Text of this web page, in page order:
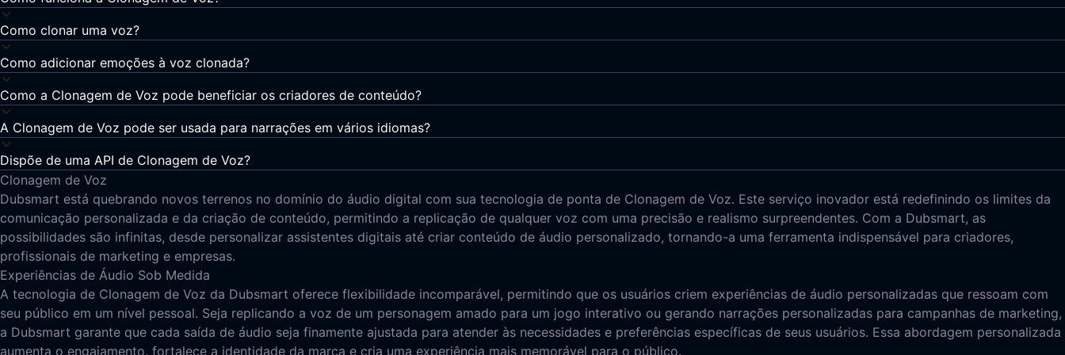
Como clonar uma voz?
Como adicionar emoções à voz clonada?
Como a Clonagem de Voz pode beneficiar os criadores de conteúdo?
A Clonagem de Voz pode ser usada para narrações em vários idiomas?
Dispõe de uma API de Clonagem de Voz?
Clonagem de Voz
Dubsmart está quebrando novos terrenos no domínio do áudio digital com sua tecnologia de ponta de Clonagem de Voz. Este serviço inovador está redefinindo os limites da
comunicação personalizada e da criação de conteúdo, permitindo a replicação de qualquer voz com uma precisão e realismo surpreendentes. Com a Dubsmart, as
possibilidades são infinitas, desde personalizar assistentes digitais até criar conteúdo de áudio personalizado, tornando-a uma ferramenta indispensável para criadores,
profissionais de marketing e empresas.
Experiências de Áudio Sob Medida
A tecnologia de Clonagem de Voz da Dubsmart oferece flexibilidade incomparável, permitindo que os usuários criem experiências de áudio personalizadas que ressoam com
seu público em um nível pessoal. Seja replicando a voz de um personagem amado para um jogo interativo ou gerando narrações personalizadas para campanhas de marketing,
a Dubsmart garante que cada saída de áudio seja finamente ajustada para atender às necessidades e preferências específicas de seus usuários. Essa abordagem personalizada
aumenta o engajamento, fortalece a identidade da marca e cria uma experiência mais memorável para o público.